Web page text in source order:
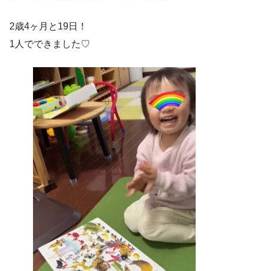
2歳4ヶ月と19日！
1人でできました♡